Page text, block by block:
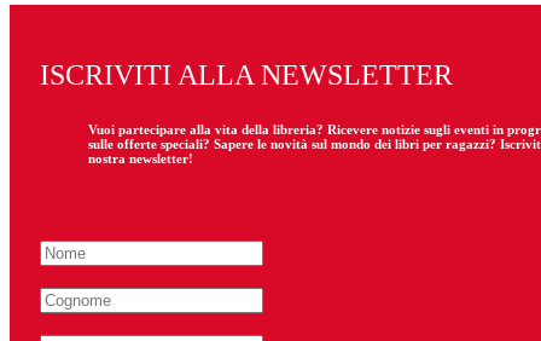
ISCRIVITI ALLA NEWSLETTER
Vuoi partecipare alla vita della libreria? Ricevere notizie sugli eventi in
sulle offerte speciali? Sapere le novità sul mondo dei libri per ragazzi?
nostra newsletter!